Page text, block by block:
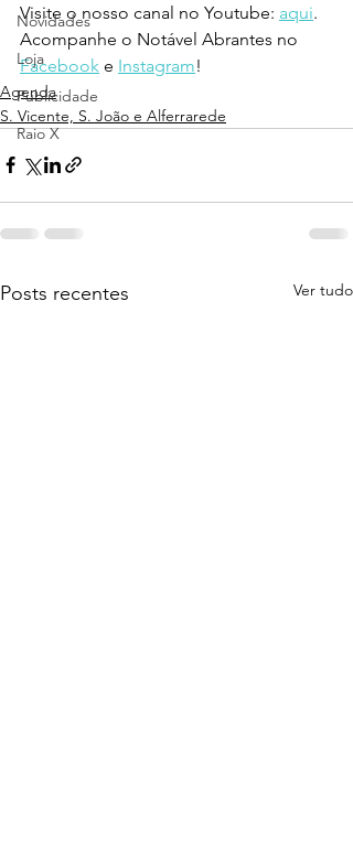
Novidades
Loja
Publicidade
Raio X
Visite o nosso canal no Youtube: aqui.
Acompanhe o Notável Abrantes no
Facebook e Instagram!
Agenda
S. Vicente, S. João e Alferrarede
Posts recentes Ver tudo